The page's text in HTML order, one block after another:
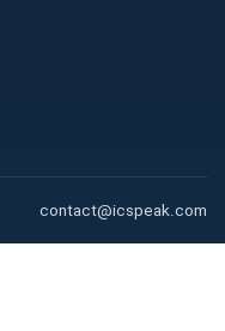
contact@icspeak.com